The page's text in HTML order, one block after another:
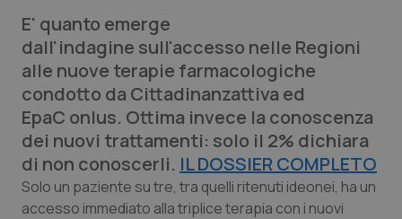
Lettere al direttore
Edizioni Regionali
QS Pro
Professionisti Sanitari.AI
Abruzzo
QS Pro Gold
E' quanto emerge
dall'indagine sull'accesso nelle Regioni
alle nuove terapie farmacologiche
condotto da Cittadinanzattiva ed
EpaC onlus. Ottima invece la conoscenza
dei nuovi trattamenti: solo il 2% dichiara
di non conoscerli. IL DOSSIER COMPLETO
Solo un paziente su tre, tra quelli ritenuti ideonei, ha un
accesso immediato alla triplice terapia con i nuovi